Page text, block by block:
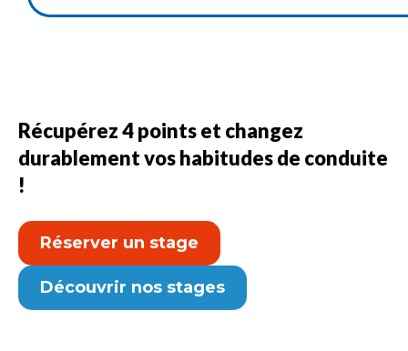
Récupérez 4 points et changez
durablement vos habitudes de conduite
!
Réserver un stage
Découvrir nos stages